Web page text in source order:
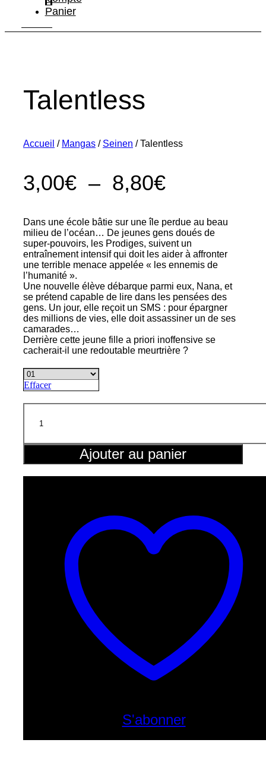
Panier
Talentless
Accueil / Mangas / Seinen / Talentless
3,00€ – 8,80€Plage
prix :
3,00€
à
8,80€
Dans une école bâtie sur une île perdue au beau
milieu de l’océan… De jeunes gens doués de
super-pouvoirs, les Prodiges, suivent un
entraînement intensif qui doit les aider à affronter
une terrible menace appelée « les ennemis de
l’humanité ».
Une nouvelle élève débarque parmi eux, Nana, et
se prétend capable de lire dans les pensées des
gens. Un jour, elle reçoit un SMS : pour épargner
des millions de vies, elle doit assassiner un de ses
camarades…
Derrière cette jeune fille a priori inoffensive se
cacherait-il une redoutable meurtrière ?
Effacer
quantité
Talentless
Ajouter au panier
S'abonner